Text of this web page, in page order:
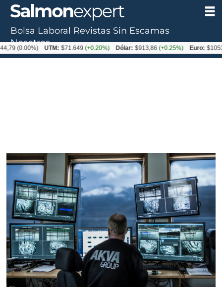
Bolsa Laboral Revistas Sin Escamas
Nosotros
UTM: $71.649(+0.20%) Dólar: $913,86(+0.25%) Euro: $1053,08(-